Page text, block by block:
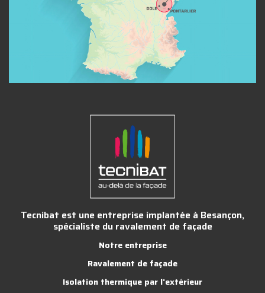
Tecnibat est une entreprise implantée à Besançon,
spécialiste du ravalement de façade
Notre entreprise
Ravalement de façade
Isolation thermique par l'extérieur